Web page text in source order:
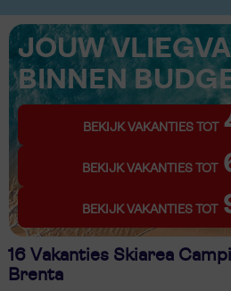
JOUW
BINNEN
BEKIJK VAKANTIES TOT
BEKIJK VAKANTIES TOT
BEKIJK VAKANTIES TOT
16 Vakanties Skiarea
Brenta